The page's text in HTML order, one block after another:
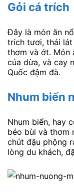
Gỏi cá trích
Đây là món ăn
trích tươi, thái lát
thơm và ớt. Món
của dừa, và cay
Quốc đậm đà.
Nhum biển
Nhum biển, hay
béo bùi và thơm
chút đậu phộng
lòng du khách,